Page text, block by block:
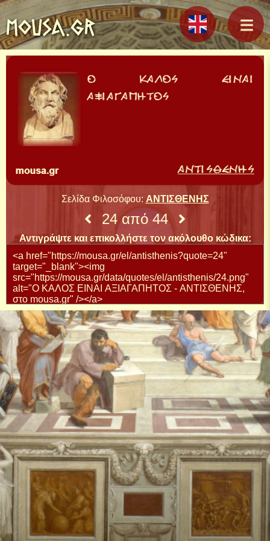
MOUSA.GR
Σελίδα Φιλοσόφου: ΑΝΤΙΣΘΕΝΗΣ
24 από 44
Αντιγράψτε και επικολλήστε τον ακόλουθο κώδικα: